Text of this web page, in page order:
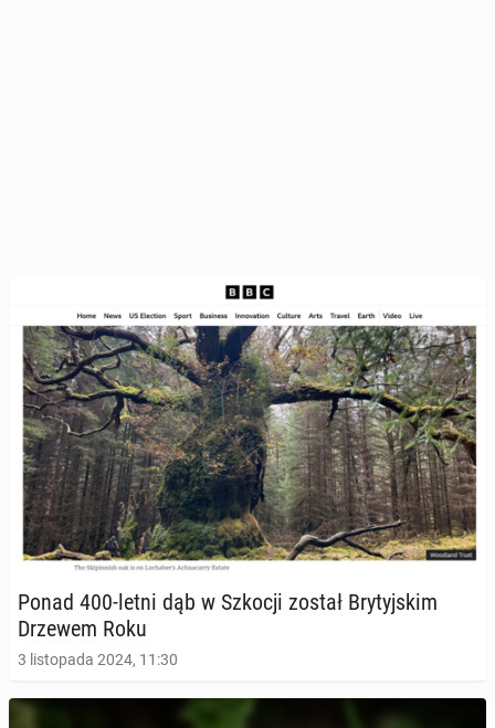
Ponad 400-letni dąb w Szkocji został Bry­tyj­skim
Drzewem Roku
3 listopada 2024, 11:30